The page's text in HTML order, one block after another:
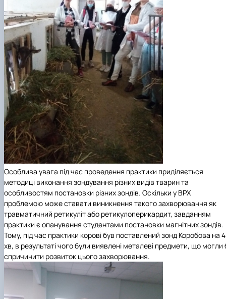
Особлива увага під час проведення практики приділяється
методиці виконання зондування різних видів тварин та
особливостям постановки різних зондів. Оскільки у ВРХ
проблемою може ставати виникнення такого захворювання як
травматичний ретикуліт або ретикулоперикардит, завданням
практики є опанування студентами постановки магнітних зондів.
Тому, під час практики корові був поставлений зонд Коробова на
хв, в результаті чого були виявлені металеві предмети, що могли
спричинити розвиток цього захворювання.